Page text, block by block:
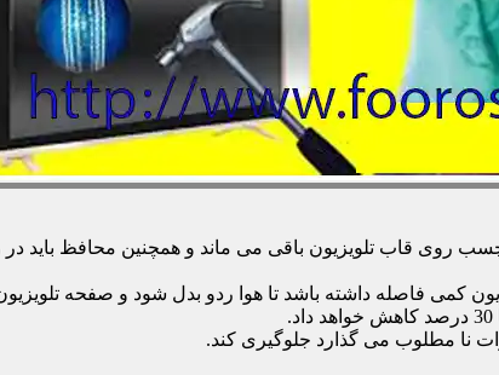
قاب تلویزیون باقی می ماند و همچنین محافظ باید در
کمی فاصله داشته باشد تا هوا ردو بدل شود و صفحه